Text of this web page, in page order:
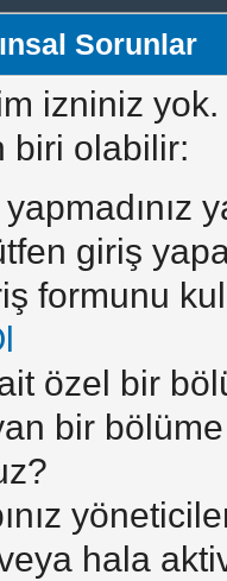
Sorunlar
izniniz
biri olabilir:
giriş
formunu
özel bir
bir
hala